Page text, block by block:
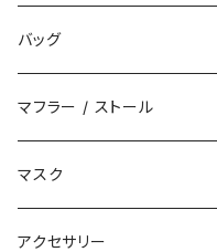
ハット
スニーカー
サンダル
ブーツ
バッグ
エコバッグ / マーケットバッグ
ショルダーバッグ
トートバッグ
マフラー / ストール
マスク
アクセサリー